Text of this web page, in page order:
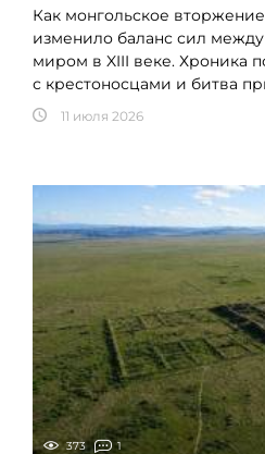
Как монгольское
изменило баланс сил
миром в XIII веке. Хроника
с крестоносцами и битва
11 июля 2026
373 1